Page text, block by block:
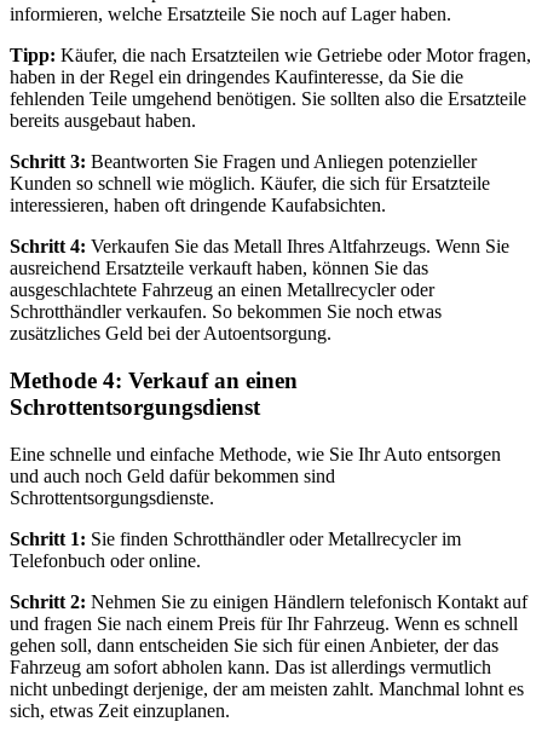
informieren, welche Ersatzteile Sie noch auf Lager haben.
Tipp: Käufer, die nach Ersatzteilen wie Getriebe oder Motor fragen,
haben in der Regel ein dringendes Kaufinteresse, da Sie die
fehlenden Teile umgehend benötigen. Sie sollten also die Ersatzteile
bereits ausgebaut haben.
Schritt 3: Beantworten Sie Fragen und Anliegen potenzieller
Kunden so schnell wie möglich. Käufer, die sich für Ersatzteile
interessieren, haben oft dringende Kaufabsichten.
Schritt 4: Verkaufen Sie das Metall Ihres Altfahrzeugs. Wenn Sie
ausreichend Ersatzteile verkauft haben, können Sie das
ausgeschlachtete Fahrzeug an einen Metallrecycler oder
Schrotthändler verkaufen. So bekommen Sie noch etwas
zusätzliches Geld bei der Autoentsorgung.
Methode 4: Verkauf an einen
Schrottentsorgungsdienst
Eine schnelle und einfache Methode, wie Sie Ihr Auto entsorgen
und auch noch Geld dafür bekommen sind
Schrottentsorgungsdienste.
Schritt 1: Sie finden Schrotthändler oder Metallrecycler im
Telefonbuch oder online.
Schritt 2: Nehmen Sie zu einigen Händlern telefonisch Kontakt auf
und fragen Sie nach einem Preis für Ihr Fahrzeug. Wenn es schnell
gehen soll, dann entscheiden Sie sich für einen Anbieter, der das
Fahrzeug am sofort abholen kann. Das ist allerdings vermutlich
nicht unbedingt derjenige, der am meisten zahlt. Manchmal lohnt es
sich, etwas Zeit einzuplanen.